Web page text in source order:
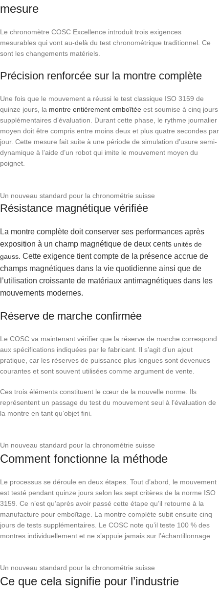
mesure
Le chronomètre COSC Excellence introduit trois exigences
mesurables qui vont au-delà du test chronométrique traditionnel. Ce
sont les changements matériels.
Précision renforcée sur la montre complète
Une fois que le mouvement a réussi le test classique ISO 3159 de
quinze jours, la montre entièrement emboîtée est soumise à cinq jours
supplémentaires d’évaluation. Durant cette phase, le rythme journalier
moyen doit être compris entre moins deux et plus quatre secondes par
jour. Cette mesure fait suite à une période de simulation d’usure semi-
dynamique à l’aide d’un robot qui imite le mouvement moyen du
poignet.
Un nouveau standard pour la chronométrie suisse
Résistance magnétique vérifiée
La montre complète doit conserver ses performances après
exposition à un champ magnétique de deux cents unités de
gauss. Cette exigence tient compte de la présence accrue de
champs magnétiques dans la vie quotidienne ainsi que de
l’utilisation croissante de matériaux antimagnétiques dans les
mouvements modernes.
Réserve de marche confirmée
Le COSC va maintenant vérifier que la réserve de marche correspond
aux spécifications indiquées par le fabricant. Il s’agit d’un ajout
pratique, car les réserves de puissance plus longues sont devenues
courantes et sont souvent utilisées comme argument de vente.
Ces trois éléments constituent le cœur de la nouvelle norme. Ils
représentent un passage du test du mouvement seul à l’évaluation de
la montre en tant qu’objet fini.
Un nouveau standard pour la chronométrie suisse
Comment fonctionne la méthode
Le processus se déroule en deux étapes. Tout d’abord, le mouvement
est testé pendant quinze jours selon les sept critères de la norme ISO
3159. Ce n’est qu’après avoir passé cette étape qu’il retourne à la
manufacture pour emboîtage. La montre complète subit ensuite cinq
jours de tests supplémentaires. Le COSC note qu’il teste 100 % des
montres individuellement et ne s’appuie jamais sur l’échantillonnage.
Un nouveau standard pour la chronométrie suisse
Ce que cela signifie pour l’industrie